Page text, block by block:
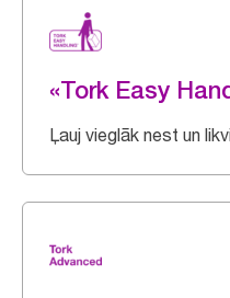
«Tork Easy
Ļauj vieglāk nest un